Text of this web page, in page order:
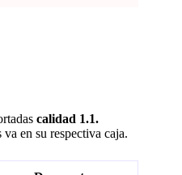
calidad 1.1.
en su respectiva caja.